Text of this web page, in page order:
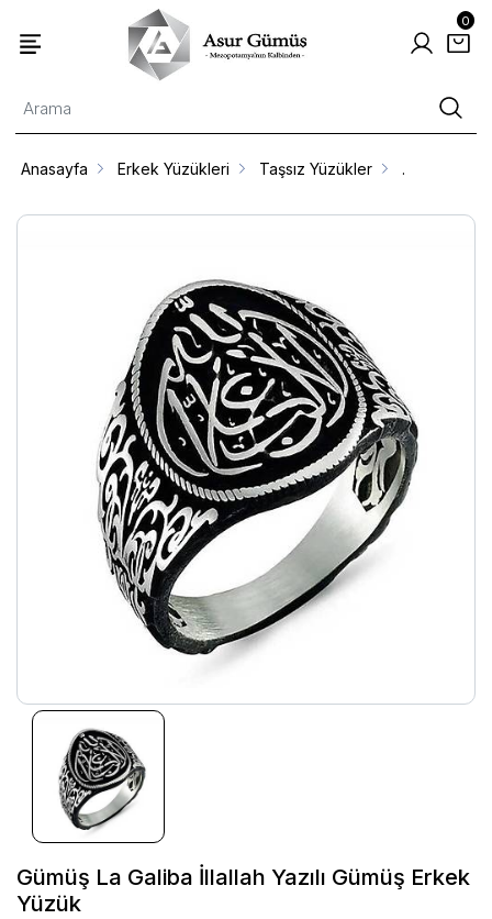
0
Anasayfa Erkek Yüzükleri Taşsız Yüzükler .
Gümüş La Galiba İllallah Yazılı Gümüş Erkek
Yüzük